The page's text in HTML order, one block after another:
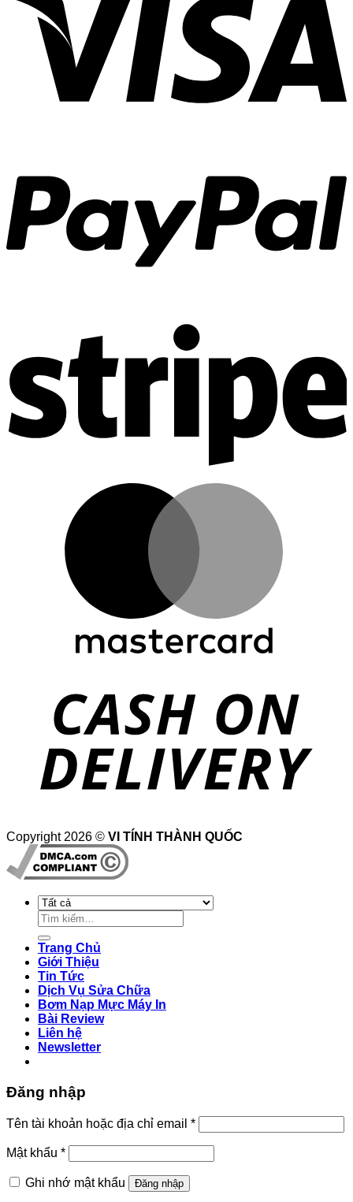
Copyright 2026 © VI TÍNH THÀNH QUỐC
Tìm
kiếm:
Trang Chủ
Giới Thiệu
Tin Tức
Dịch Vụ Sửa Chữa
Bơm Nạp Mực Máy In
Bài Review
Liên hệ
Newsletter
Đăng nhập
Tên tài khoản hoặc địa chỉ email *Bắt
buộc
Mật khẩu *Bắt
buộc
Ghi nhớ mật khẩu
Đăng nhập